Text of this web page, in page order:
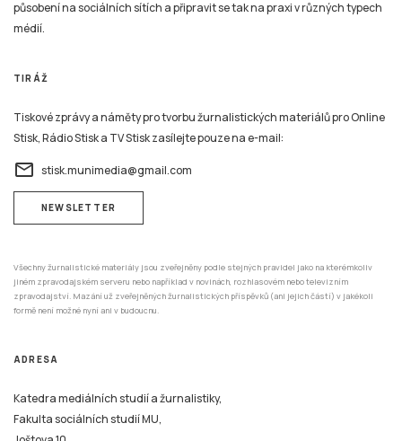
působení na sociálních sítích a připravit se tak na praxi v různých typech
médií.
TIRÁŽ
Tiskové zprávy a náměty pro tvorbu žurnalistických materiálů pro Online
Stisk, Rádio Stisk a TV Stisk zasílejte pouze na e-mail:
email stisk.munimedia@gmail.com
NEWSLETTER
Všechny žurnalistické materiály jsou zveřejněny podle stejných pravidel jako na kterémkoliv
jiném zpravodajském serveru nebo například v novinách, rozhlasovém nebo televizním
zpravodajství. Mazání už zveřejněných žurnalistických příspěvků (ani jejich částí) v jakékoli
formě není možné nyní ani v budoucnu.
ADRESA
Katedra mediálních studií a žurnalistiky,
Fakulta sociálních studií MU,